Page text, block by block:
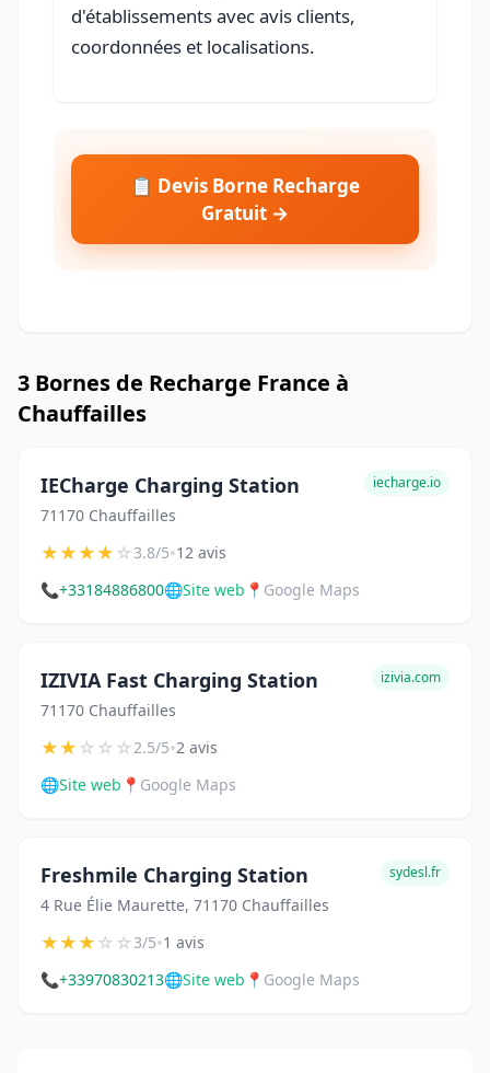
d'établissements avec avis clients,
coordonnées et localisations.
📋 Devis Borne Recharge
Gratuit →
3 Bornes de Recharge France à
Chauffailles
IECharge Charging Station
71170 Chauffailles
iecharge.io
★★★★☆3.8/5•12 avis
📞+33184886800🌐Site web 📍 Google Maps
IZIVIA Fast Charging Station
71170 Chauffailles
izivia.com
★★☆☆☆2.5/5•2 avis
🌐Site web 📍 Google Maps
Freshmile Charging Station
4 Rue Élie Maurette, 71170 Chauffailles
sydesl.fr
★★★☆☆3/5•1 avis
📞+33970830213🌐Site web 📍 Google Maps